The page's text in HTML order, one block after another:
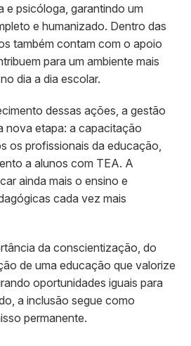
e psicóloga, garantindo um
e humanizado. Dentro das
também contam com o apoio
para um ambiente mais
dia a dia escolar.
dessas ações, a gestão
nova etapa: a capacitação
os profissionais da educação,
a alunos com TEA. A
ainda mais o ensino e
cada vez mais
da conscientização, do
de uma educação que valorize
oportunidades iguais para
a inclusão segue como
permanente.